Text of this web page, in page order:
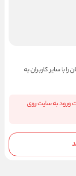
با سایر کاربران به
ورود به سایت روی